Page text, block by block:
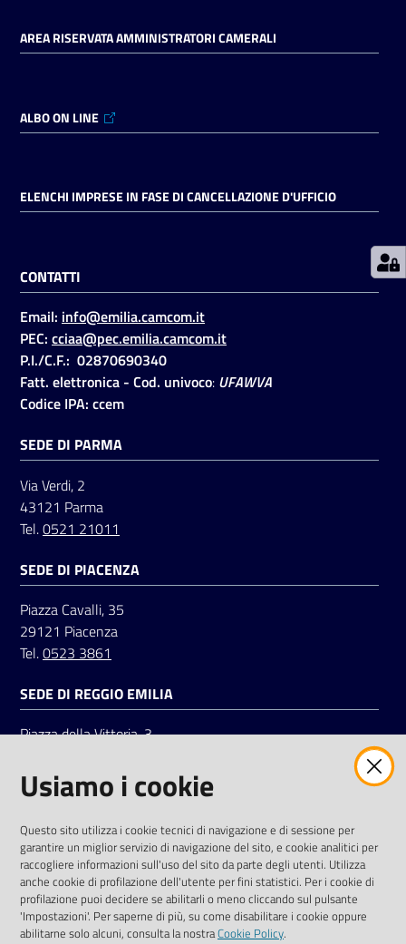
L'impresa
in
Prenotazioni
on line
on line
Accedi
Seguici
su
AREA RISERVATA AMMINISTRATORI CAMERALI
ALBO ON LINE
ELENCHI IMPRESE IN FASE DI CANCELLAZIONE D'UFFICIO
CONTATTI
Email: info@emilia.camcom.it
PEC: cciaa@pec.emilia.camcom.it
P.I./C.F.: 02870690340
Fatt. elettronica - Cod. univoco: UFAWVA
Codice IPA: ccem
SEDE DI PARMA
Via Verdi, 2
43121 Parma
Tel.0521 21011
SEDE DI PIACENZA
Piazza Cavalli, 35
29121 Piacenza
Tel.0523 3861
SEDE DI REGGIO EMILIA
Piazza della Vittoria, 3
Tel.0522 7961
LinkedinFacebookInstagram
Usiamo i cookie
Questo sito utilizza i cookie tecnici di navigazione e di sessione per
garantire un miglior servizio di navigazione del sito, e cookie analitici per
raccogliere informazioni sull'uso del sito da parte degli utenti. Utilizza
anche cookie di profilazione dell'utente per fini statistici. Per i cookie di
profilazione puoi decidere se abilitarli o meno cliccando sul pulsante
'Impostazioni'. Per saperne di più, su come disabilitare i cookie oppure
abilitarne solo alcuni, consulta la nostraCookie Policy.